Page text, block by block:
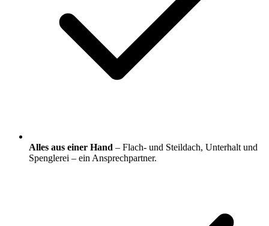
Alles aus einer Hand – Flach- und Steildach, Unterhalt und
Spenglerei – ein Ansprechpartner.